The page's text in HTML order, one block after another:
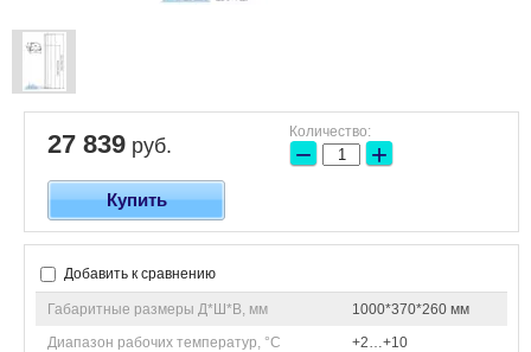
27 839 руб.
Количество:
− +
Купить
Добавить к сравнению
Габаритные размеры Д*Ш*В, мм
1000*370*260 мм
Диапазон рабочих температур, °C
+2…+10